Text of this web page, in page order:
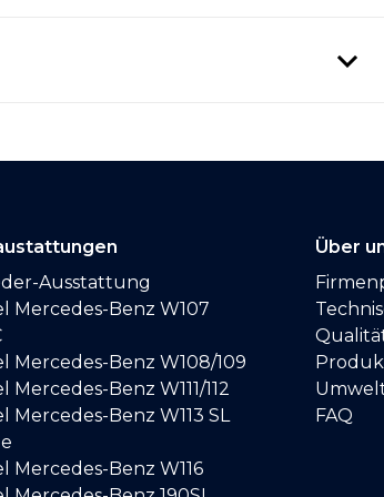
Ausstattung
Mercedes-Benz W107
Mercedes-Benz W108/109
Mercedes-Benz W111/112
Mercedes-Benz W113 SL
Mercedes-Benz W116
Über
FAQ